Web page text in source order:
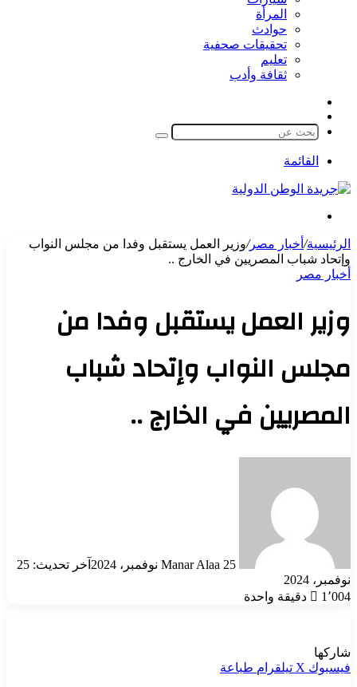
المرأة
حوادث
تحقيقات صحفية
تعليم
ثقافة وأدب
المظلم
بحث
القائمة
الرئيسية/ أخبار مصر/وزير العمل يستقبل وفدا من مجلس النواب
وإتحاد شباب المصريين في الخارج ..
أخبار مصر
وزير العمل يستقبل وفدا من
مجلس النواب وإتحاد شباب
المصريين في الخارج ..
Manar Alaa 25 نوفمبر، 2024
آخر تحديث: 25
نوفمبر، 2024
1٬004
دقيقة واحدة
شاركها
فيسبوك ‫X تيلقرام طباعة